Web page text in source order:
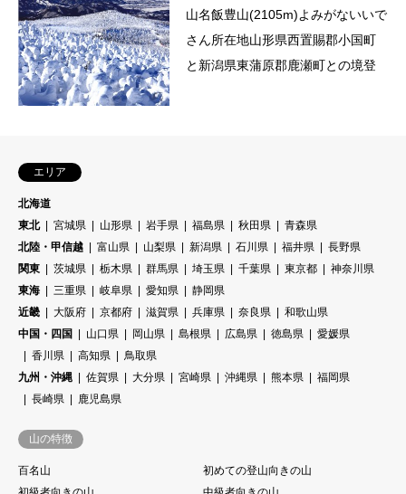
山名飯豊山(2105m)よみがないいで
さん所在地山形県西置賜郡小国町
と新潟県東蒲原郡鹿瀬町との境登
エリア
北海道
東北
宮城県 山形県 岩手県 福島県 秋田県
青森県
北陸・甲信越
富山県 山梨県 新潟県 石川県 福井県
長野県
関東
茨城県 栃木県 群馬県 埼玉県 千葉県 東京都
神奈川県
東海
三重県 岐阜県 愛知県
静岡県
近畿
大阪府 京都府 滋賀県 兵庫県 奈良県
和歌山県
中国・四国
山口県 岡山県 島根県 広島県 徳島県
愛媛県
香川県
高知県
鳥取県
九州・沖縄
佐賀県 大分県 宮崎県 沖縄県 熊本県
福岡県
長崎県
鹿児島県
山の特徴
百名山
初めての登山向きの山